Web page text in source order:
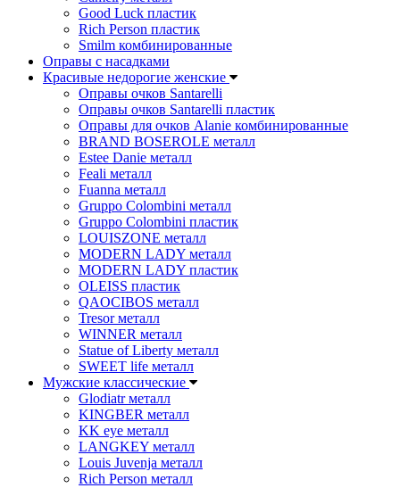
Good Luck пластик
Rich Person пластик
Smilm комбинированные
Оправы с насадками
Красивые недорогие женские
Оправы очков Santarelli
Оправы очков Santarelli пластик
Оправы для очков Alanie комбинированные
BRAND BOSEROLE металл
Estee Danie металл
Feali металл
Fuanna металл
Gruppo Colombini металл
Gruppo Colombini пластик
LOUISZONE металл
MODERN LADY металл
MODERN LADY пластик
OLEISS пластик
QAOCIBOS металл
Tresor металл
WINNER металл
Statue of Liberty металл
SWEET life металл
Мужские классические
Glodiatr металл
KINGBER металл
KK eye металл
LANGKEY металл
Louis Juvenja металл
Rich Person металл